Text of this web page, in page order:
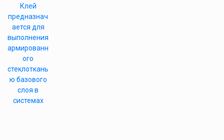
Клей
предназнач
ается для
выполнения
армированн
ого
стеклоткань
ю базового
слоя в
системах